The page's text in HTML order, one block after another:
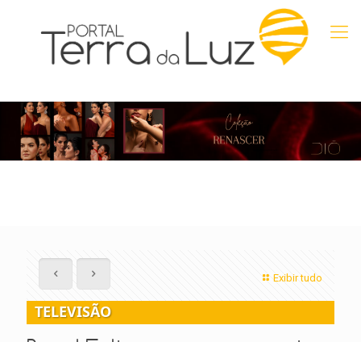
Exibir tudo
TELEVISÃO